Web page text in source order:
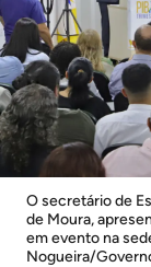
O secretário de
de Moura,
em evento na
Nogueira/